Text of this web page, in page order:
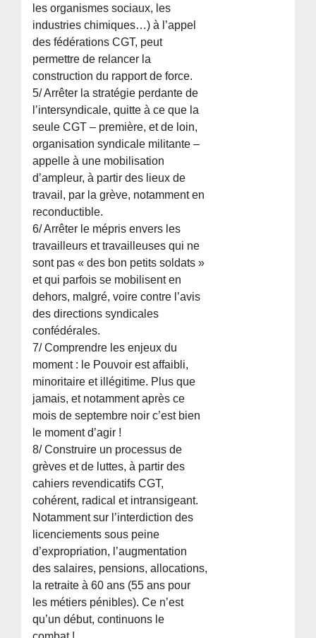
les organismes sociaux, les
industries chimiques…) à l’appel
des fédérations CGT, peut
permettre de relancer la
construction du rapport de force.
5/ Arrêter la stratégie perdante de
l’intersyndicale, quitte à ce que la
seule CGT – première, et de loin,
organisation syndicale militante –
appelle à une mobilisation
d’ampleur, à partir des lieux de
travail, par la grève, notamment en
reconductible.
6/ Arrêter le mépris envers les
travailleurs et travailleuses qui ne
sont pas « des bon petits soldats »
et qui parfois se mobilisent en
dehors, malgré, voire contre l’avis
des directions syndicales
confédérales.
7/ Comprendre les enjeux du
moment : le Pouvoir est affaibli,
minoritaire et illégitime. Plus que
jamais, et notamment après ce
mois de septembre noir c’est bien
le moment d’agir !
8/ Construire un processus de
grèves et de luttes, à partir des
cahiers revendicatifs CGT,
cohérent, radical et intransigeant.
Notamment sur l’interdiction des
licenciements sous peine
d’expropriation, l’augmentation
des salaires, pensions, allocations,
la retraite à 60 ans (55 ans pour
les métiers pénibles). Ce n’est
qu’un début, continuons le